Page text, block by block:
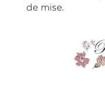
de mise.